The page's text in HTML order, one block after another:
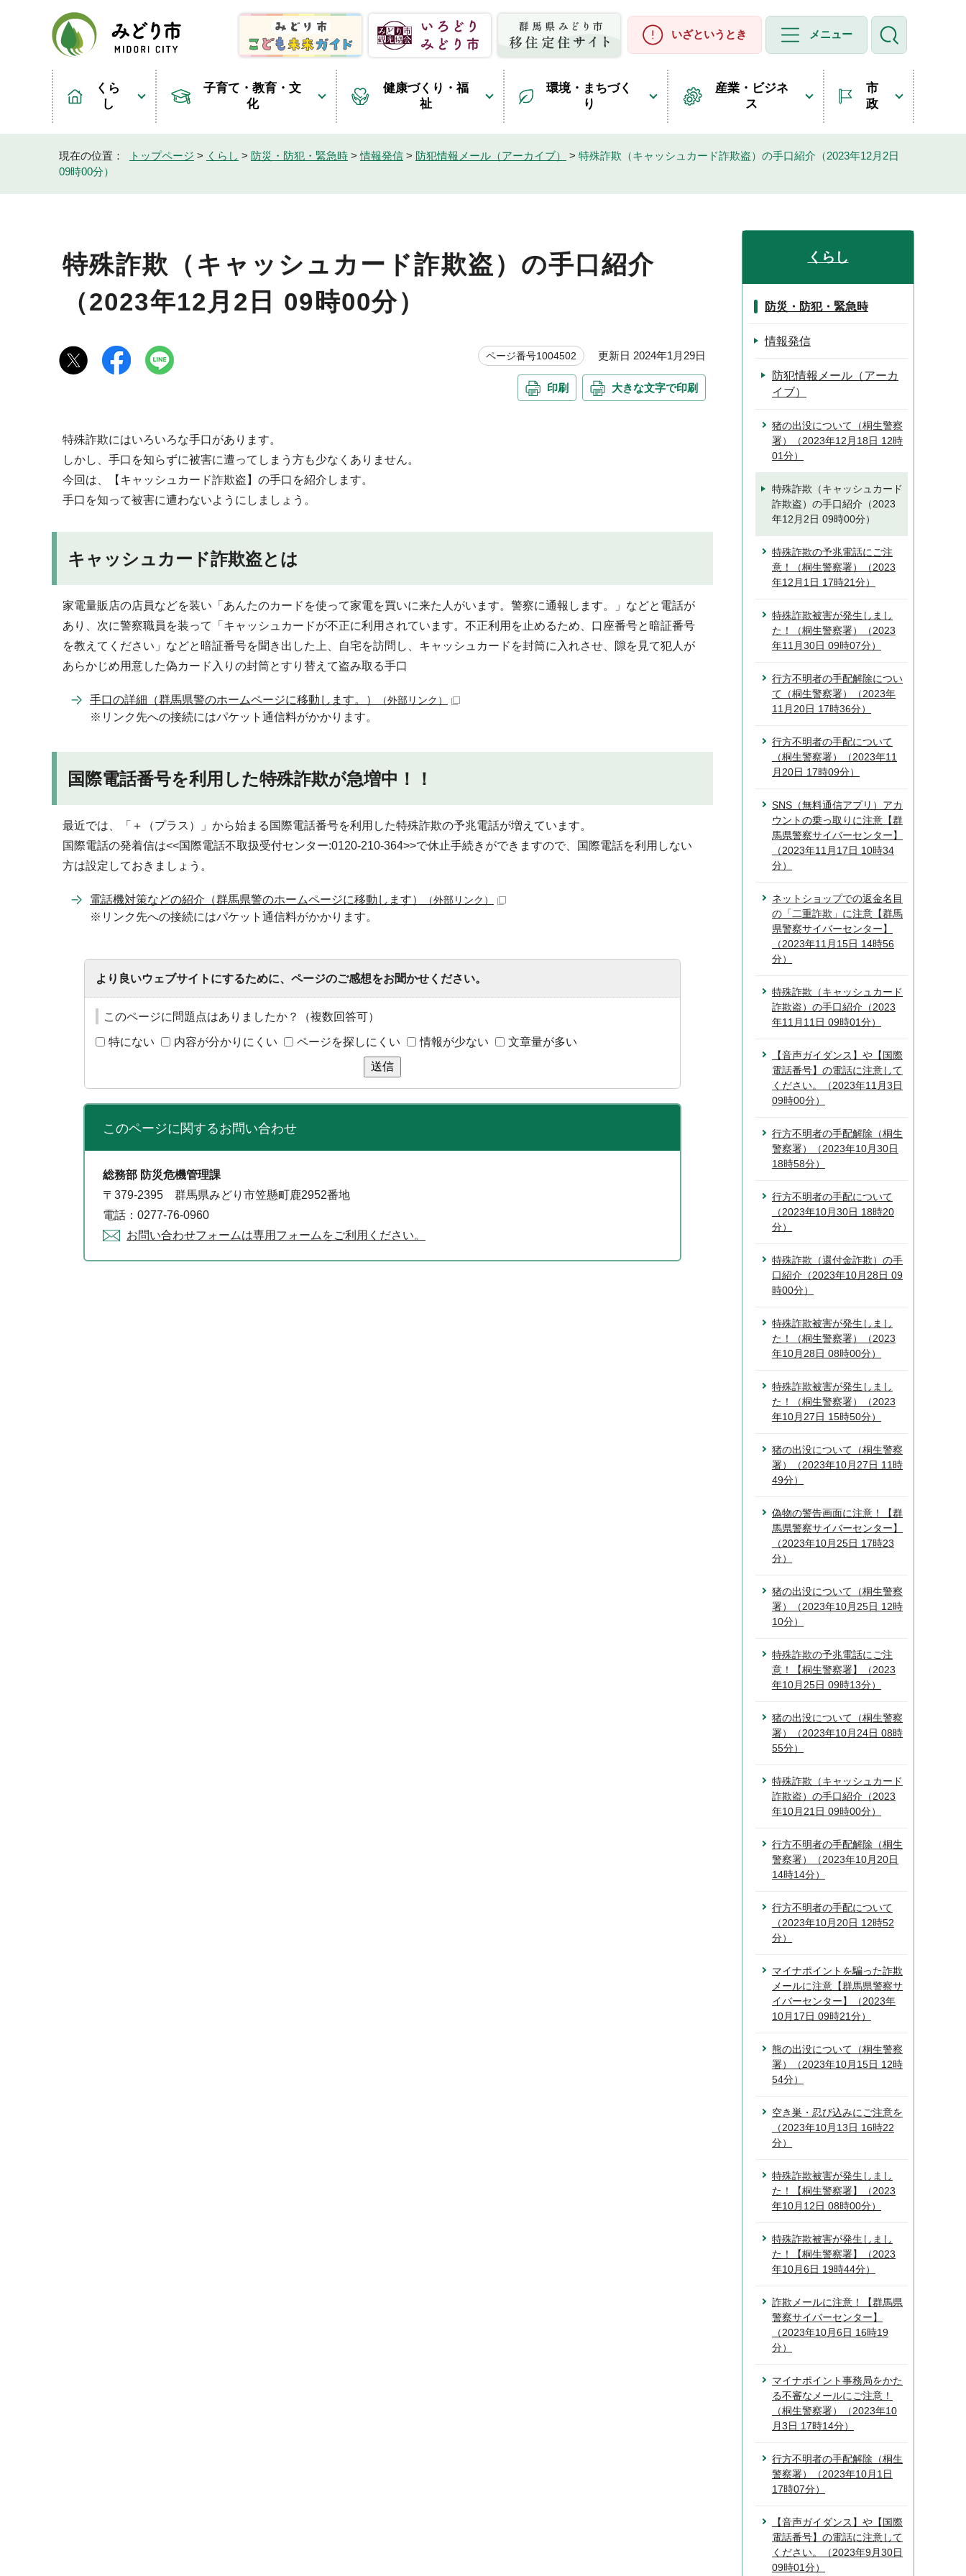
いざというとき メニュー
くら
し
子育て・教育・文
化
健康づくり・福
祉
環境・まちづく
り
産業・ビジネ
ス
市
政
現在の位置： トップページ > くらし > 防災・防犯・緊急時 >情報発信 > 防犯情報メール（アーカイブ） > 特殊詐欺（キャッシュカード詐欺盗）の手口紹介（2023年12月2日
09時00分）
特殊詐欺（キャッシュカード詐欺盗）の手口紹介
（2023年12月2日 09時00分）
ページ番号1004502 更新日 2024年1月29日
印刷 大きな文字で印刷
特殊詐欺にはいろいろな手口があります。
しかし、手口を知らずに被害に遭ってしまう方も少なくありません。
今回は、【キャッシュカード詐欺盗】の手口を紹介します。
手口を知って被害に遭わないようにしましょう。
キャッシュカード詐欺盗とは
家電量販店の店員などを装い「あんたのカードを使って家電を買いに来た人がいます。警察に通報します。」などと電話が
あり、次に警察職員を装って「キャッシュカードが不正に利用されています。不正利用を止めるため、口座番号と暗証番号
を教えてください」などと暗証番号を聞き出した上、自宅を訪問し、キャッシュカードを封筒に入れさせ、隙を見て犯人が
あらかじめ用意した偽カード入りの封筒とすり替えて盗み取る手口
手口の詳細（群馬県警のホームページに移動します。） （外部リンク）
※リンク先への接続にはパケット通信料がかかります。
国際電話番号を利用した特殊詐欺が急増中！！
最近では、「＋（プラス）」から始まる国際電話番号を利用した特殊詐欺の予兆電話が増えています。
国際電話の発着信は<<国際電話不取扱受付センター:0120-210-364>>で休止手続きができますので、国際電話を利用しない
方は設定しておきましょう。
電話機対策などの紹介（群馬県警のホームページに移動します） （外部リンク）
※リンク先への接続にはパケット通信料がかかります。
より良いウェブサイトにするために、ページのご感想をお聞かせください。
このページに問題点はありましたか？（複数回答可）
特にない 内容が分かりにくい ページを探しにくい 情報が少ない
文章量が多い
送信
このページに関するお問い合わせ
総務部 防災危機管理課
〒379-2395 群馬県みどり市笠懸町鹿2952番地
電話：0277-76-0960
お問い合わせフォームは専用フォームをご利用ください。
くらし
防災・防犯・緊急時
情報発信
防犯情報メール（アーカ
イブ）
猪の出没について（桐生警察
署）（2023年12月18日 12時
01分）
特殊詐欺（キャッシュカード
詐欺盗）の手口紹介（2023
年12月2日 09時00分）
特殊詐欺の予兆電話にご注
意！（桐生警察署）（2023
年12月1日 17時21分）
特殊詐欺被害が発生しまし
た！（桐生警察署）（2023
年11月30日 09時07分）
行方不明者の手配解除につい
て（桐生警察署）（2023年
11月20日 17時36分）
行方不明者の手配について
（桐生警察署）（2023年11
月20日 17時09分）
SNS（無料通信アプリ）アカ
ウントの乗っ取りに注意【群
馬県警察サイバーセンター】
（2023年11月17日 10時34
分）
ネットショップでの返金名目
の「二重詐欺」に注意【群馬
県警察サイバーセンター】
（2023年11月15日 14時56
分）
特殊詐欺（キャッシュカード
詐欺盗）の手口紹介（2023
年11月11日 09時01分）
【音声ガイダンス】や【国際
電話番号】の電話に注意して
ください。（2023年11月3日
09時00分）
行方不明者の手配解除（桐生
警察署）（2023年10月30日
18時58分）
行方不明者の手配について
（2023年10月30日 18時20
分）
特殊詐欺（還付金詐欺）の手
口紹介（2023年10月28日 09
時00分）
特殊詐欺被害が発生しまし
た！（桐生警察署）（2023
年10月28日 08時00分）
特殊詐欺被害が発生しまし
た！（桐生警察署）（2023
年10月27日 15時50分）
猪の出没について（桐生警察
署）（2023年10月27日 11時
49分）
偽物の警告画面に注意！【群
馬県警察サイバーセンター】
（2023年10月25日 17時23
分）
猪の出没について（桐生警察
署）（2023年10月25日 12時
10分）
特殊詐欺の予兆電話にご注
意！【桐生警察署】（2023
年10月25日 09時13分）
猪の出没について（桐生警察
署）（2023年10月24日 08時
55分）
特殊詐欺（キャッシュカード
詐欺盗）の手口紹介（2023
年10月21日 09時00分）
行方不明者の手配解除（桐生
警察署）（2023年10月20日
14時14分）
行方不明者の手配について
（2023年10月20日 12時52
分）
マイナポイントを騙った詐欺
メールに注意【群馬県警察サ
イバーセンター】（2023年
10月17日 09時21分）
熊の出没について（桐生警察
署）（2023年10月15日 12時
54分）
空き巣・忍び込みにご注意を
（2023年10月13日 16時22
分）
特殊詐欺被害が発生しまし
た！【桐生警察署】（2023
年10月12日 08時00分）
特殊詐欺被害が発生しまし
た！【桐生警察署】（2023
年10月6日 19時44分）
詐欺メールに注意！【群馬県
警察サイバーセンター】
（2023年10月6日 16時19
分）
マイナポイント事務局をかた
る不審なメールにご注意！
（桐生警察署）（2023年10
月3日 17時14分）
行方不明者の手配解除（桐生
警察署）（2023年10月1日
17時07分）
【音声ガイダンス】や【国際
電話番号】の電話に注意して
ください。（2023年9月30日
09時01分）